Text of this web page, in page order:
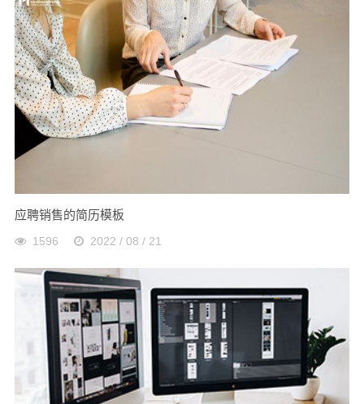
应聘销售的简历模板
1596 2022 / 08 / 21